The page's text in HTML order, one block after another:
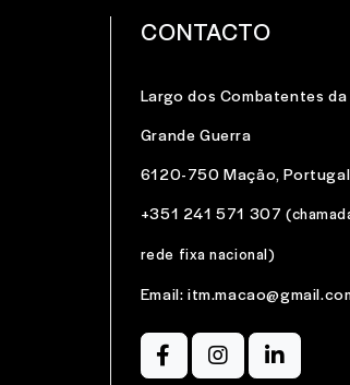
CONTACTO
Largo dos Combatentes da
Grande Guerra
6120-750 Mação, Portugal
+351 241 571 307
rede fixa nacional)
Email: